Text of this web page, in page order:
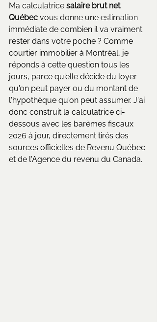
Ma calculatrice salaire brut net
Québec vous donne une estimation
immédiate de combien il va vraiment
rester dans votre poche ? Comme
courtier immobilier à Montréal, je
réponds à cette question tous les
jours, parce qu'elle décide du loyer
qu'on peut payer ou du montant de
l'hypothèque qu'on peut assumer. J'ai
donc construit la calculatrice ci-
dessous avec les barèmes fiscaux
2026 à jour, directement tirés des
sources officielles de Revenu Québec
et de l'Agence du revenu du Canada.